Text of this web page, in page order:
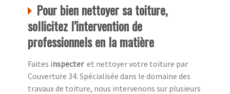
Pour bien nettoyer sa toiture,
sollicitez l’intervention de
professionnels en la matière
Faites inspecter et nettoyer votre toiture par
Couverture 34. Spécialisée dans le domaine des
travaux de toiture, nous intervenons sur plusieurs